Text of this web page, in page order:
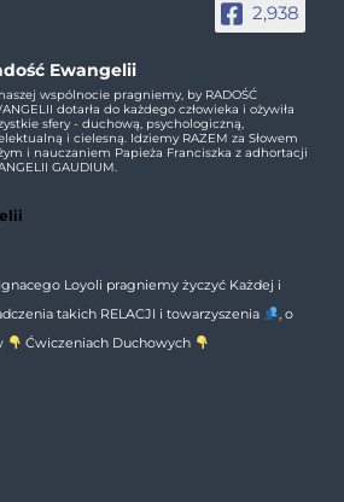
2,938
Ewangelii
wspólnocie pragniemy, by RADOŚĆ
dotarła do każdego człowieka i ożywiła
sfery - duchową, psychologiczną,
i cielesną. Idziemy RAZEM za Słowem
i nauczaniem Papieża Franciszka z adhortacji
GAUDIUM.
Loyoli pragniemy życzyć Każdej i
takich RELACJI i towarzyszenia
, o
Ćwiczeniach Duchowych